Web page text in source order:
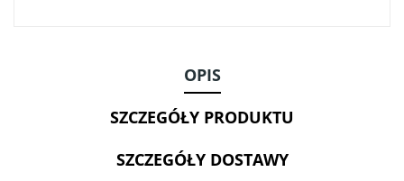
OPIS
SZCZEGÓŁY PRODUKTU
SZCZEGÓŁY DOSTAWY